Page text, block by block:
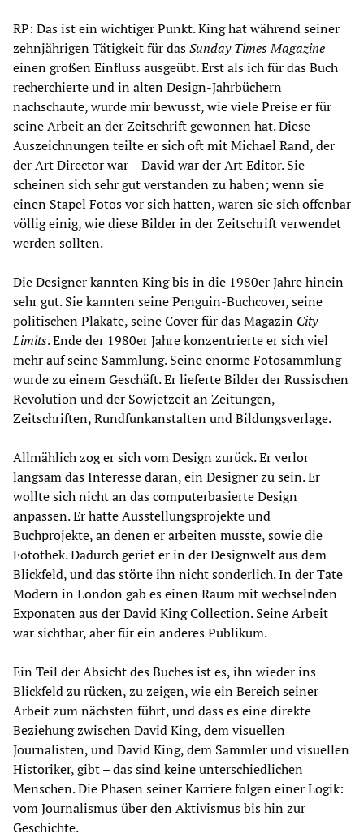
RP: Das ist ein wichtiger Punkt. King hat während seiner
zehnjährigen Tätigkeit für dasSunday Times Magazine
einen großen Einfluss ausgeübt. Erst als ich für das Buch
recherchierte und in alten Design-Jahrbüchern
nachschaute, wurde mir bewusst, wie viele Preise er für
seine Arbeit an der Zeitschrift gewonnen hat. Diese
Auszeichnungen teilte er sich oft mit Michael Rand, der
der Art Director war – David war der Art Editor. Sie
scheinen sich sehr gut verstanden zu haben; wenn sie
einen Stapel Fotos vor sich hatten, waren sie sich offenbar
völlig einig, wie diese Bilder in der Zeitschrift verwendet
werden sollten.
Die Designer kannten King bis in die 1980er Jahre hinein
sehr gut. Sie kannten seine Penguin-Buchcover, seine
politischen Plakate, seine Cover für das Magazin City
Limits. Ende der 1980er Jahre konzentrierte er sich viel
mehr auf seine Sammlung. Seine enorme Fotosammlung
wurde zu einem Geschäft. Er lieferte Bilder der Russischen
Revolution und der Sowjetzeit an Zeitungen,
Zeitschriften, Rundfunkanstalten und Bildungsverlage.
Allmählich zog er sich vom Design zurück. Er verlor
langsam das Interesse daran, ein Designer zu sein. Er
wollte sich nicht an das computerbasierte Design
anpassen. Er hatte Ausstellungsprojekte und
Buchprojekte, an denen er arbeiten musste, sowie die
Fotothek. Dadurch geriet er in der Designwelt aus dem
Blickfeld, und das störte ihn nicht sonderlich. In der Tate
Modern in London gab es einen Raum mit wechselnden
Exponaten aus der David King Collection. Seine Arbeit
war sichtbar, aber für ein anderes Publikum.
Ein Teil der Absicht des Buches ist es, ihn wieder ins
Blickfeld zu rücken, zu zeigen, wie ein Bereich seiner
Arbeit zum nächsten führt, und dass es eine direkte
Beziehung zwischen David King, dem visuellen
Journalisten, und David King, dem Sammler und visuellen
Historiker, gibt – das sind keine unterschiedlichen
Menschen. Die Phasen seiner Karriere folgen einer Logik:
vom Journalismus über den Aktivismus bis hin zur
Geschichte.